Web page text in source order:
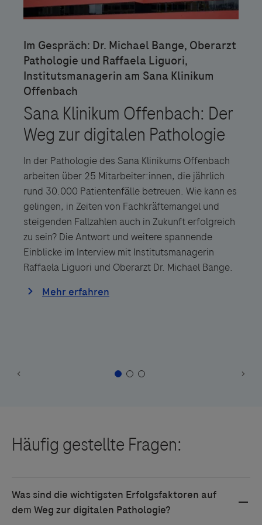
In der Pathologie des Sana Klinikums Offenbach
arbeiten über 25 Mitarbeiter:innen, die jährlich
rund 30.000 Patientenfälle betreuen. Wie kann es
gelingen, in Zeiten von Fachkräftemangel und
steigenden Fallzahlen auch in Zukunft erfolgreich
zu sein? Die Antwort und weitere spannende
Einblicke im Interview mit Institutsmanagerin
Raffaela Liguori und Oberarzt Dr. Michael Bange.